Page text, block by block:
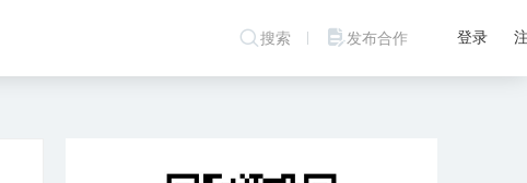
搜索 发布合作 登录